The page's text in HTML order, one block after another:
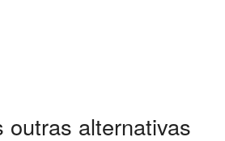
outras alternativas